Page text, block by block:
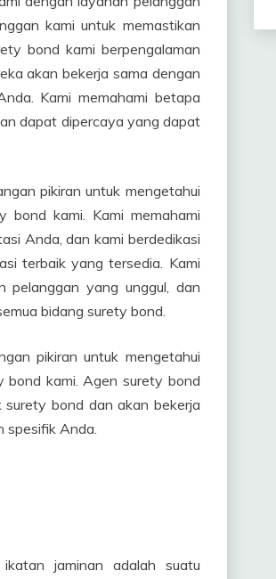
kami untuk memastikan
bond kami berpengalaman
akan bekerja sama dengan
Kami memahami betapa
dapat dipercaya yang dapat
pikiran untuk mengetahui
kami. Kami memahami
Anda, dan kami berdedikasi
terbaik yang tersedia. Kami
pelanggan yang unggul, dan
bidang surety bond.
pikiran untuk mengetahui
bond kami. Agen surety bond
surety bond dan akan bekerja
spesifik Anda.
jaminan adalah suatu